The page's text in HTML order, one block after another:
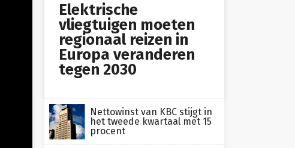
Elektrische
vliegtuigen moeten
regionaal reizen in
Europa veranderen
tegen 2030
Nettowinst van KBC stijgt in
het tweede kwartaal met 15
procent